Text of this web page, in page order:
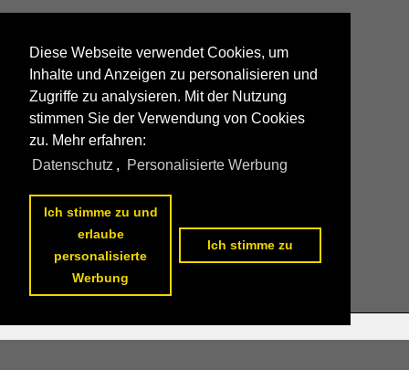
Diese Webseite verwendet Cookies, um
Inhalte und Anzeigen zu personalisieren und
Zugriffe zu analysieren. Mit der Nutzung
stimmen Sie der Verwendung von Cookies
zu. Mehr erfahren:
Datenschutz , Personalisierte Werbung
Ich stimme zu und
erlaube
personalisierte
Werbung
Ich stimme zu